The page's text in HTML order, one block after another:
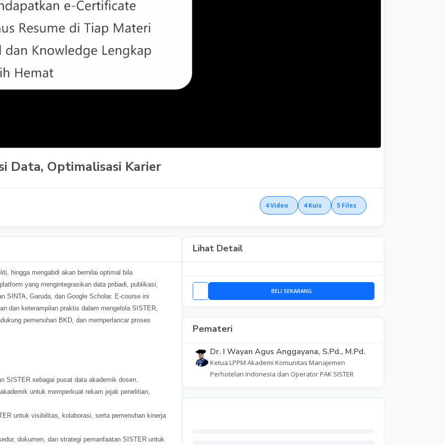
Data, Optimalisasi Karier
4Video 4 Kuis 5 Files
hingga mengabdi akan bernilai optimal bila
yang mengintegrasikan data pribadi, publikasi,
SINTA, Garuda, dan Google Scholar. E-course ini
dan keterampilan praktis dalam mengelola SISTER,
pemenuhan BKD, dan memperlancar proses
SISTER sebagai pusat data akademik dosen.
untuk memperkuat rekam jejak penelitian,
untuk visibilitas, kolaborasi, serta pemenuhan kinerja
dokumen, dan strategi pemanfaatan SISTER untuk
Lihat Detail
BELI SEKARANG
Pemateri
Dr. I Wayan Agus Anggayana, S.Pd., M.Pd.
Ketua LPPM Akademi Komunitas Manajemen
Perhotelan Indonesia dan Operator PAK SISTER